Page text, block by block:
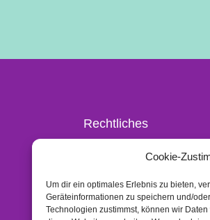
Cookie-
Um dir ein optimales Erlebnis zu bieten,
Geräteinformationen zu speichern und/
Technologien zustimmst, können wir
Rechtliches
Datenschutz
Links